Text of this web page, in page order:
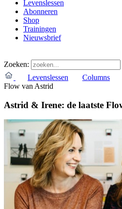
Levenslessen
Abonneren
Shop
Trainingen
Nieuwsbrief
Zoeken:
Levenslessen
Columns
Flow van Astrid
Astrid & Irene: de laatste